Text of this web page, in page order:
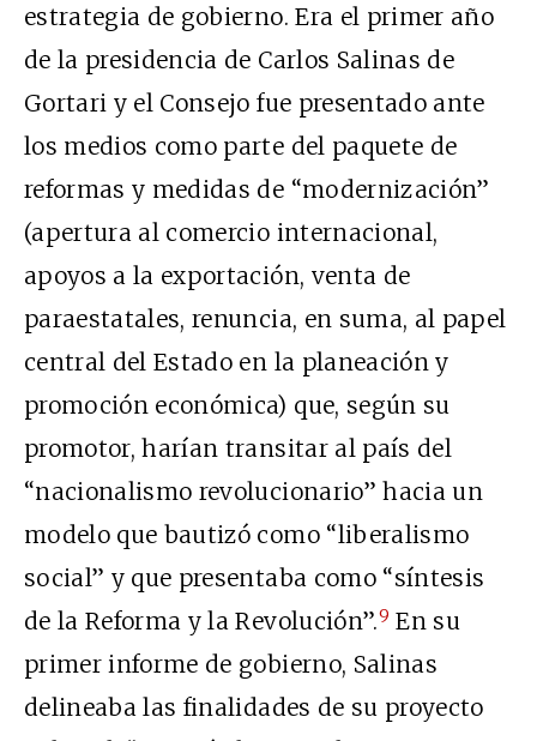
estrategia de gobierno. Era el primer año
de la presidencia de Carlos Salinas de
Gortari y el Consejo fue presentado ante
los medios como parte del paquete de
reformas y medidas de “modernización”
(apertura al comercio internacional,
apoyos a la exportación, venta de
paraestatales, renuncia, en suma, al papel
central del Estado en la planeación y
promoción económica) que, según su
promotor, harían transitar al país del
“nacionalismo revolucionario” hacia un
modelo que bautizó como “liberalismo
social” y que presentaba como “síntesis
de la Reforma y la Revolución”.9 En su
primer informe de gobierno, Salinas
delineaba las finalidades de su proyecto